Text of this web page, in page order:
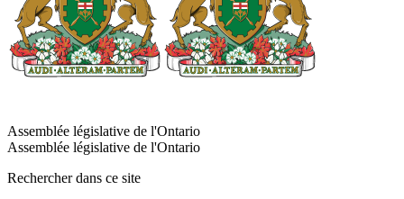
Assemblée législative de l'Ontario
Assemblée législative de l'Ontario
Rechercher dans ce site